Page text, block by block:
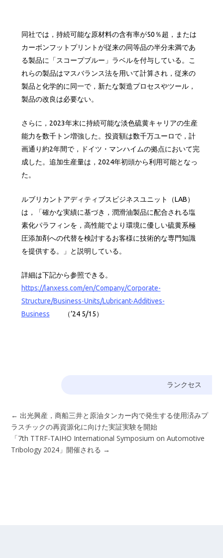
同社では，持続可能な原材料の含有率が50％超，または
カーボンフットプリントが従来の同等品の半分未満であ
る製品に「スコープブルー」ラベルを付与している。こ
れらの製品はマスバランス法を用いて計算され，従来の
製品と化学的に同一で，新たな製造プロセスやツール，
製品の改良は必要ない。
さらに，2023年末に持続可能な淡色硫黄キャリアの生産
能力を数千トン増強した。投資額は数千万ユーロで，計
画通り約2年間で，ドイツ・マンハイムの拠点において完
成した。追加生産量は，2024年初頭から利用可能となっ
た。
ルブリカントアディティブスビジネスユニット（LAB）
は，「確かな実績に基づき，潤滑油製品に配合される塩
素化パラフィンを，高性能でより環境に優しい硫黄系極
圧添加剤への代替を検討するお客様に技術的な専門知識
を提供する。」と説明している。
詳細は下記から参照できる。
https://lanxess.com/en/Company/Corporate-
Structure/Business-Units/Lubricant-Additives-
Business （’24 5/15）
ランクセス
← 出光興産，商船三井と原油タンカー内で発生する使用済みプ
ラスチックの再資源化に向けた実証実験を開始
「7th TTRF-TAIHO International Symposium on Automotive
Tribology 2024」開催される →